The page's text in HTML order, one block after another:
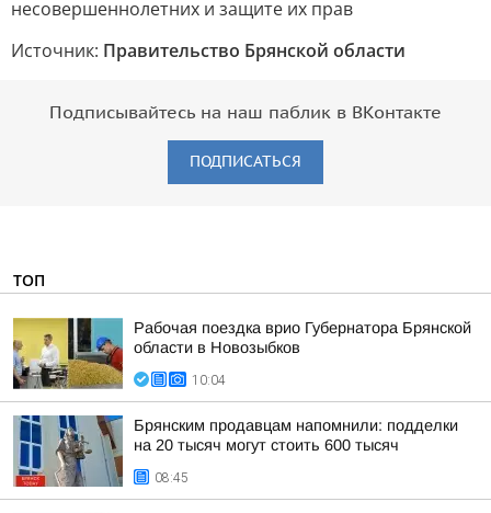
Источник: Правительство Брянской области
Подписывайтесь на наш паблик в ВКонтакте
ПОДПИСАТЬСЯ
ТОП
Рабочая поездка врио Губернатора Брянской
области в Новозыбков
10:04
Брянским продавцам напомнили: подделки
на 20 тысяч могут стоить 600 тысяч
08:45